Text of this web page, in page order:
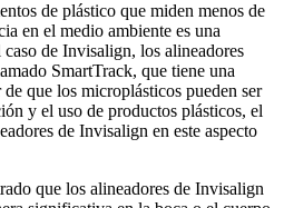
de plástico que miden menos de
en el medio ambiente es una
de Invisalign, los alineadores
SmartTrack, que tiene una
que los microplásticos pueden ser
y el uso de productos plásticos, el
de Invisalign en este aspecto
que los alineadores de Invisalign